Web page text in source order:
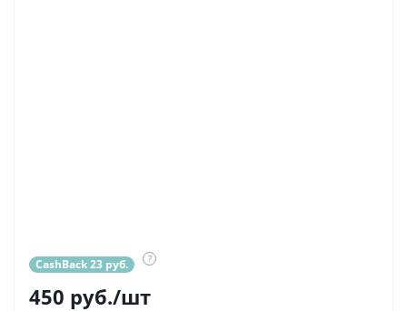
CashBack 23 руб. ?
450 руб./шт